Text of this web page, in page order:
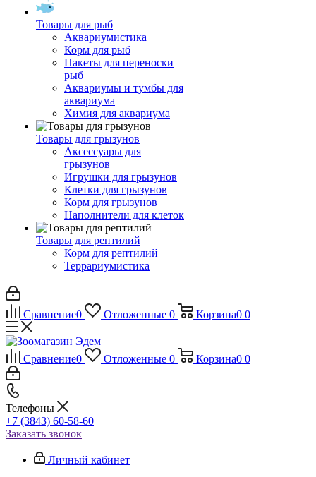
Товары для рыб
Аквариумистика
Корм для рыб
Пакеты для переноски
рыб
Аквариумы и тумбы для
аквариума
Химия для аквариума
Товары для грызунов
Аксессуары для
грызунов
Игрушки для грызунов
Клетки для грызунов
Корм для грызунов
Наполнители для клеток
Товары для рептилий
Корм для рептилий
Террариумистика
Сравнение0 Отложенные 0 Корзина0 0
Сравнение0 Отложенные 0 Корзина0 0
Телефоны
+7 (3843) 60-58-60
Заказать звонок
Личный кабинет